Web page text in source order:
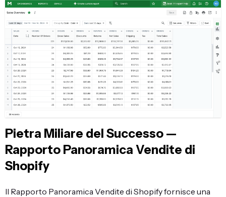
Pietra Miliare del Successo —
Rapporto Panoramica Vendite di
Shopify
Il Rapporto Panoramica Vendite di Shopify fornisce una